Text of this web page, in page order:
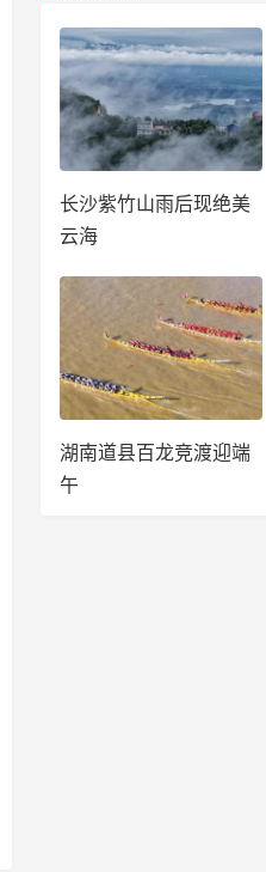
长沙紫竹山雨后现绝美
云海
湖南道县百龙竞渡迎端
午